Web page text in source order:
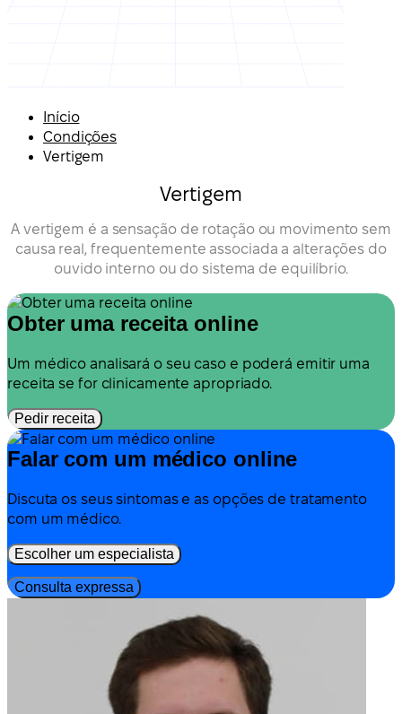
Início
Condições
Vertigem
Vertigem
A vertigem é a sensação de rotação ou movimento sem
causa real, frequentemente associada a alterações do
ouvido interno ou do sistema de equilíbrio.
Obter uma receita online
Um médico analisará o seu caso e poderá emitir uma
receita se for clinicamente apropriado.
Pedir receita
Falar com um médico online
Discuta os seus sintomas e as opções de tratamento
com um médico.
Escolher um especialista
Consulta expressa